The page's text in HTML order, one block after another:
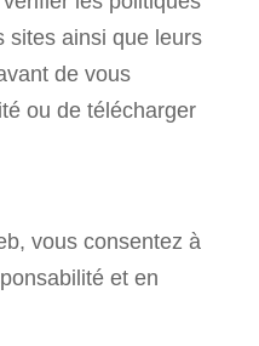
sites ainsi que leurs
de vous
ou de télécharger
vous consentez à
et en